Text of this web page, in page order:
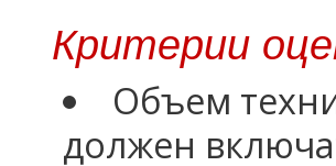
Критерии
Объем
должен